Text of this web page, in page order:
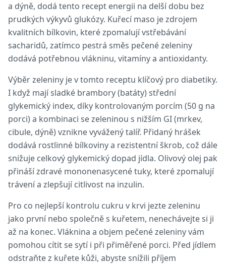
a dýně, dodá tento recept energii na delší dobu bez
prudkých výkyvů glukózy. Kuřecí maso je zdrojem
kvalitních bílkovin, které zpomalují vstřebávání
sacharidů, zatímco pestrá směs pečené zeleniny
dodává potřebnou vlákninu, vitamíny a antioxidanty.
Výběr zeleniny je v tomto receptu klíčový pro diabetiky.
I když mají sladké brambory (batáty) střední
glykemický index, díky kontrolovaným porcím (50 g na
porci) a kombinaci se zeleninou s nižším GI (mrkev,
cibule, dýně) vznikne vyvážený talíř. Přidaný hrášek
dodává rostlinné bílkoviny a rezistentní škrob, což dále
snižuje celkový glykemický dopad jídla. Olivový olej pak
přináší zdravé mononenasycené tuky, které zpomalují
trávení a zlepšují citlivost na inzulin.
Pro co nejlepší kontrolu cukru v krvi jezte zeleninu
jako první nebo společně s kuřetem, nenechávejte si ji
až na konec. Vláknina a objem pečené zeleniny vám
pomohou cítit se sytí i při přiměřené porci. Před jídlem
odstraňte z kuřete kůži, abyste snížili příjem